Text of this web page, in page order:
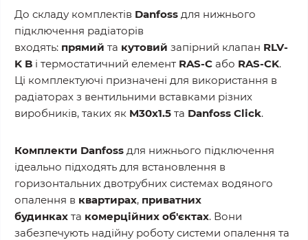
До складу комплектів Danfoss для нижнього
підключення радіаторів
входять: прямий та кутовий запірний клапан RLV-
K B і термостатичний елемент RAS-C або RAS-CK.
Ці комплектуючі призначені для використання в
радіаторах з вентильними вставками різних
виробників, таких як M30x1.5 та Danfoss Click.
Комплекти Danfoss для нижнього підключення
ідеально підходять для встановлення в
горизонтальних двотрубних системах водяного
опалення в квартирах, приватних
будинках та комерційних об'єктах. Вони
забезпечують надійну роботу системи опалення та